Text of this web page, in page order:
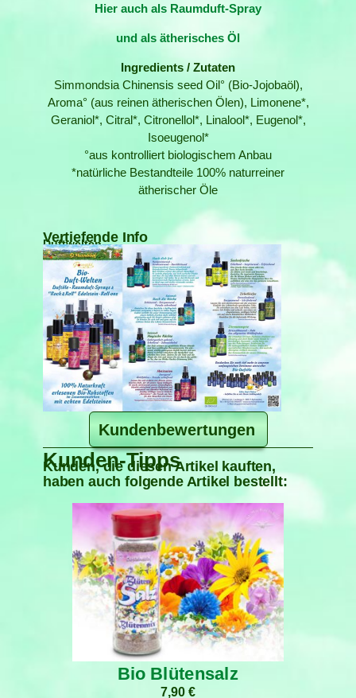
Hier auch als Raumduft-Spray
und als ätherisches Öl
Ingredients / Zutaten
Simmondsia Chinensis seed Oil° (Bio-Jojobaöl),
Aroma° (aus reinen ätherischen Ölen), Limonene*,
Geraniol*, Citral*, Citronellol*, Linalool*, Eugenol*,
Isoeugenol*
°aus kontrolliert biologischem Anbau
*natürliche Bestandteile 100% naturreiner
ätherischer Öle
Vertiefende Info
Duftwelten
Kundenbewertungen
Kunden-Tipps
Kunden, die diesen Artikel kauften,
haben auch folgende Artikel bestellt:
Bio Blütensalz
7,90 €